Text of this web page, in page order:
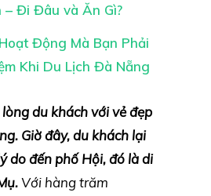
– Đi Đâu và Ăn Gì?
Động Mà Bạn Phải
Khi Du Lịch Đà Nẵng
du khách với vẻ đẹp
Giờ đây, du khách lại
do đến phố Hội, đó làdi
Với hàng trăm